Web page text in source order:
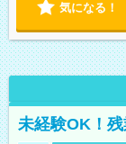
気になる！
未経験OK！